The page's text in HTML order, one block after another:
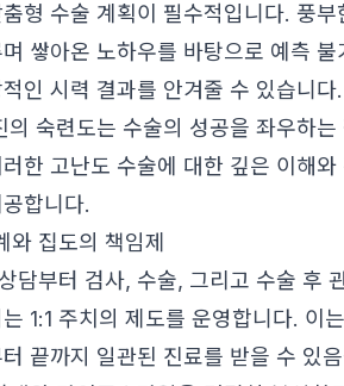
형 수술 계획이 필수적입니다. 풍
쌓아온 노하우를 바탕으로 예측
인 시력 결과를 안겨줄 수 있습니
의 숙련도는 수술의 성공을 좌우하
한 고난도 수술에 대한 깊은 이해
합니다.
와 집도의 책임제
담부터 검사, 수술, 그리고 수술 후
1:1 주치의 제도를 운영합니다. 이
끝까지 일관된 진료를 받을 수 있